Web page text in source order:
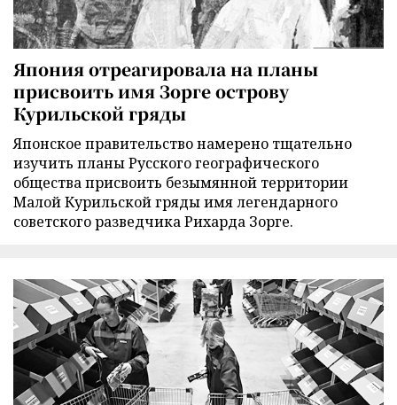
Япония отреагировала на планы
присвоить имя Зорге острову
Курильской гряды
Японское правительство намерено тщательно
изучить планы Русского географического
общества присвоить безымянной территории
Малой Курильской гряды имя легендарного
советского разведчика Рихарда Зорге.